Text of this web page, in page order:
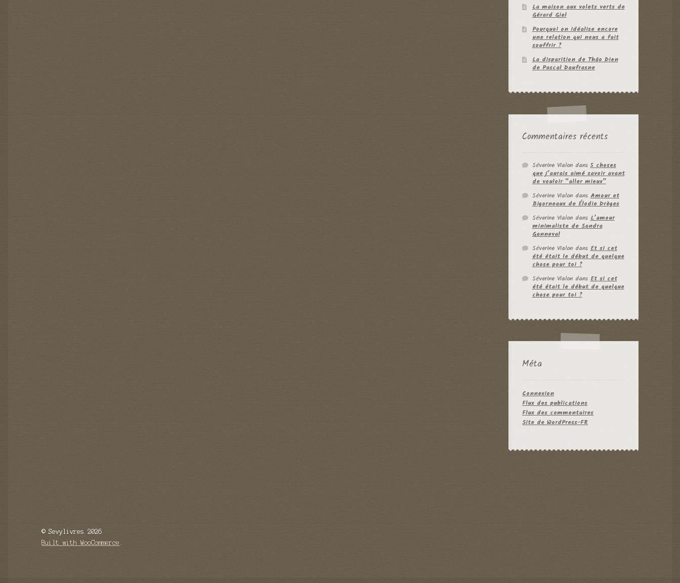
La maison aux volets verts de
Gérard Giel
Pourquoi on idéalise encore
une relation qui nous a fait
souffrir ?
La disparition de Thâo Dien
de Pascal Daufrasne
Commentaires récents
Séverine Vialondans5 choses
que j’aurais aimé savoir avant
de vouloir “aller mieux”
Séverine VialondansAmour et
Bigorneaux de Élodie Drèges
Séverine VialondansL’amour
minimaliste de Sandra
Ganneval
Séverine VialondansEt si cet
été était le début de quelque
chose pour toi ?
Séverine VialondansEt si cet
été était le début de quelque
chose pour toi ?
Méta
Connexion
Flux des publications
Flux des commentaires
Site de WordPress-FR
© Sevylivres 2026
Built with WooCommerce